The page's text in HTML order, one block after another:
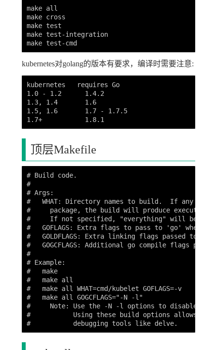
make all
make cross
make test
make test-integration
kubernetes对golang的版本有要求，编译时需要注意:
kubernetes   requires Go
1.0 - 1.2      1.4.2
1.3, 1.4       1.6
1.5, 1.6       1.7 - 1.7.5
顶层Makefile
# Build code.
#
# Args:
#   WHAT: Directory names to build.  If any of
#     package, the build will produce executable
#     If not specified, "everything" will be
#   GOFLAGS: Extra flags to pass to 'go' when
#   GOLDFLAGS: Extra linking flags passed to
#   GOGCFLAGS: Additional go compile flags
#
# Example:
#   make
#   make all
#   make all WHAT=cmd/kubelet GOFLAGS=-v
#   make all GOGCFLAGS="-N -l"
#     Note: Use the -N -l options to disable
#           Using these build options allows you